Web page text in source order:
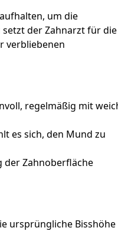
um die
der Zahnarzt für die
verbliebenen
regelmäßig mit
es sich, den Mund zu
der Zahnoberfläche
ursprüngliche Bisshöhe